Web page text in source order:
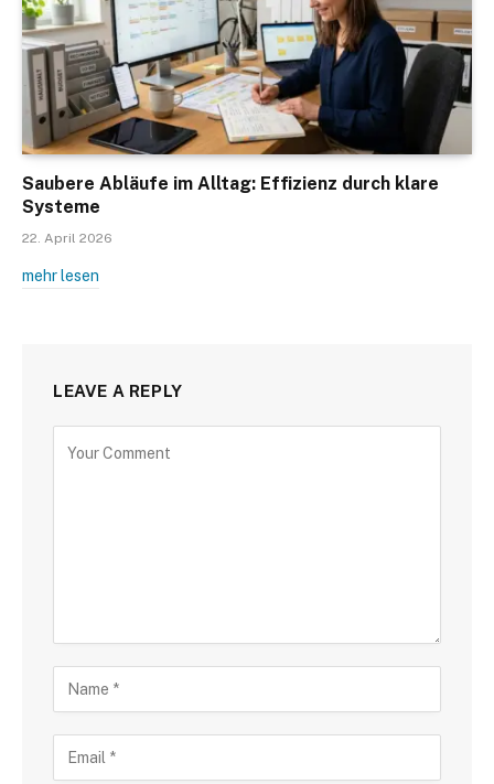
Saubere Abläufe im Alltag: Effizienz durch klare
Systeme
22. April 2026
mehr lesen
LEAVE A REPLY